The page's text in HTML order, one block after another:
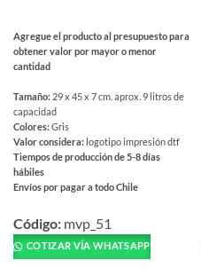
Agregue el producto al presupuesto para
obtener valor por mayor o menor
cantidad
Tamaño: 29 x 45 x 7 cm. aprox. 9 litros de
capacidad
Colores:Gris
Valor considera: logotipo impresión dtf
Tiempos de producción de 5-8 días
hábiles
Envíos por pagar a todo Chile
producto
tiene
múltiples
Código: mvp_51
COTIZAR VÍA WHATSAPP